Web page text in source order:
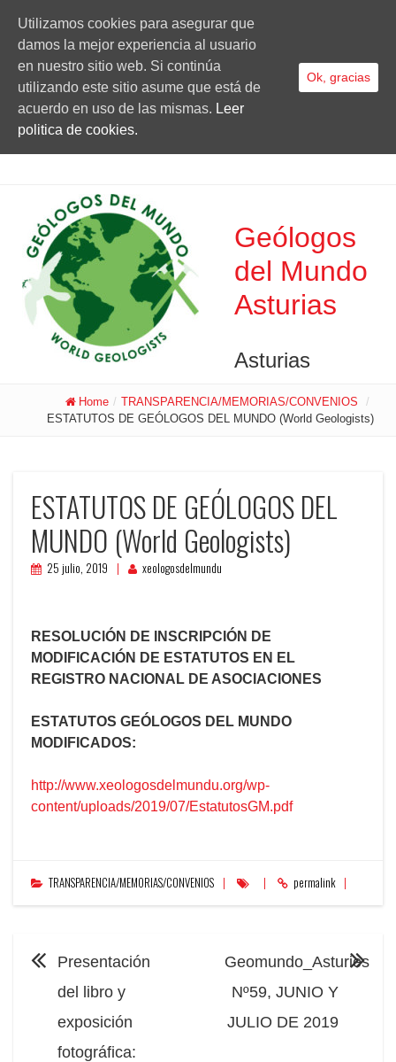
Geólogos
del Mundo
Asturias
Asturias
Home / TRANSPARENCIA/MEMORIAS/CONVENIOS
/
ESTATUTOS DE GEÓLOGOS DEL MUNDO (World Geologists)
ESTATUTOS DE GEÓLOGOS DEL
MUNDO (World Geologists)
25 julio, 2019 xeologosdelmundu
RESOLUClÓN DE INSCRIPCIÓN DE
MODIFICACIÓN DE ESTATUTOS EN EL
REGISTRO NACIONAL DE ASOCIACIONES
ESTATUTOS GEÓLOGOS DEL MUNDO
MODIFICADOS:
http://www.xeologosdelmundu.org/wp-
content/uploads/2019/07/EstatutosGM.pdf
TRANSPARENCIA/MEMORIAS/CONVENIOS permalink
NAVEGACIÓN
Presentación
del libro y
exposición
fotográfica:
Geomundo_Asturies
Nº59, JUNIO Y
JULIO DE 2019
Utilizamos cookies para asegurar que
damos la mejor experiencia al usuario
en nuestro sitio web. Si continúa
utilizando este sitio asume que está de
acuerdo en uso de las mismas. Leer
politica de cookies.
Ok, gracias